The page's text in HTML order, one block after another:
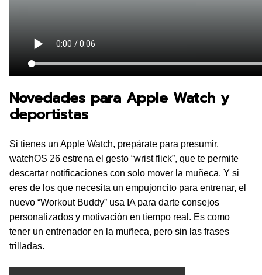
Novedades para Apple Watch y
deportistas
Si tienes un Apple Watch, prepárate para presumir.
watchOS 26 estrena el gesto “wrist flick”, que te permite
descartar notificaciones con solo mover la muñeca. Y si
eres de los que necesita un empujoncito para entrenar, el
nuevo “Workout Buddy” usa IA para darte consejos
personalizados y motivación en tiempo real. Es como
tener un entrenador en la muñeca, pero sin las frases
trilladas.